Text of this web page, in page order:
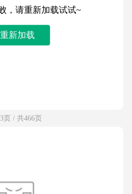
，请重新加载试试~
重新加载
页 / 共466页